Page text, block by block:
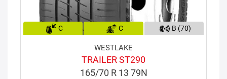
C C B (70)
WESTLAKE
TRAILER ST290
165/70 R 13 79N